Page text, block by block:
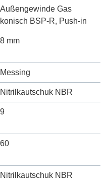
Außengewinde Gas
konisch BSP-R, Push-in
8 mm
Messing
Nitrilkautschuk NBR
9
60
Nitrilkautschuk NBR